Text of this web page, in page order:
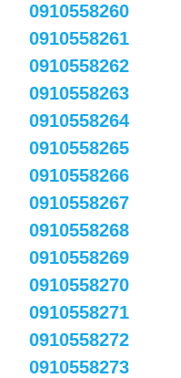
0910558260
0910558261
0910558262
0910558263
0910558264
0910558265
0910558266
0910558267
0910558268
0910558269
0910558270
0910558271
0910558272
0910558273